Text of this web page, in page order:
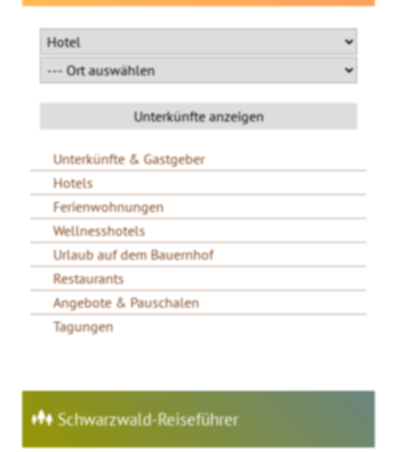
Unterkünfte & Gastgeber
Hotels
Ferienwohnungen
Wellnesshotels
Urlaub auf dem Bauernhof
Restaurants
Angebote & Pauschalen
Tagungen
Schwarzwald-Reiseführer